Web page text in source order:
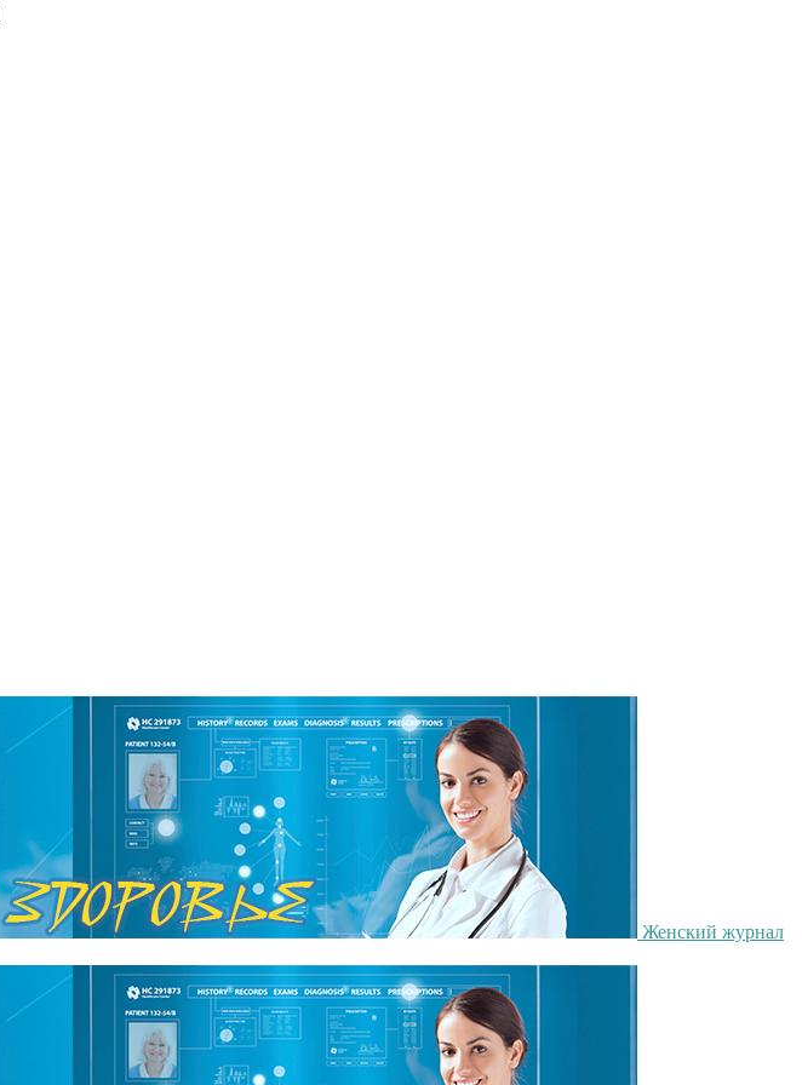
Женский журнал